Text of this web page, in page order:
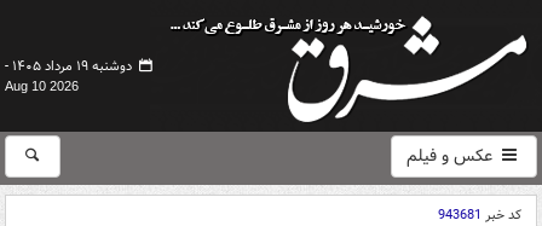
دوشنبه ۱۹ مرداد ۱۴۰۵ -
Aug 10 2026
عکس و فیلم
کد خبر 943681